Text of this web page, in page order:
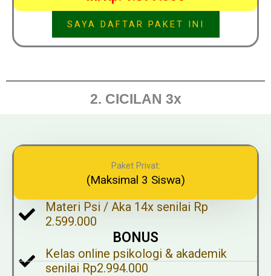
SAYA DAFTAR PAKET INI
2. CICILAN 3x
Paket Privat:
(Maksimal 3 Siswa)
Materi Psi / Aka 14x senilai Rp
2.599.000
BONUS
Kelas online psikologi & akademik
senilai Rp2.994.000